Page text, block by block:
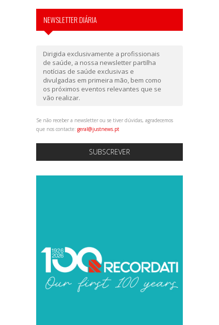
NEWSLETTER DIÁRIA
Dirigida exclusivamente a profissionais
de saúde, a nossa newsletter partilha
notícias de saúde exclusivas e
divulgadas em primeira mão, bem como
os próximos eventos relevantes que se
vão realizar.
Se não receber a newsletter ou se tiver dúvidas, agradecemos
que nos contacte: geral@justnews.pt
SUBSCREVER